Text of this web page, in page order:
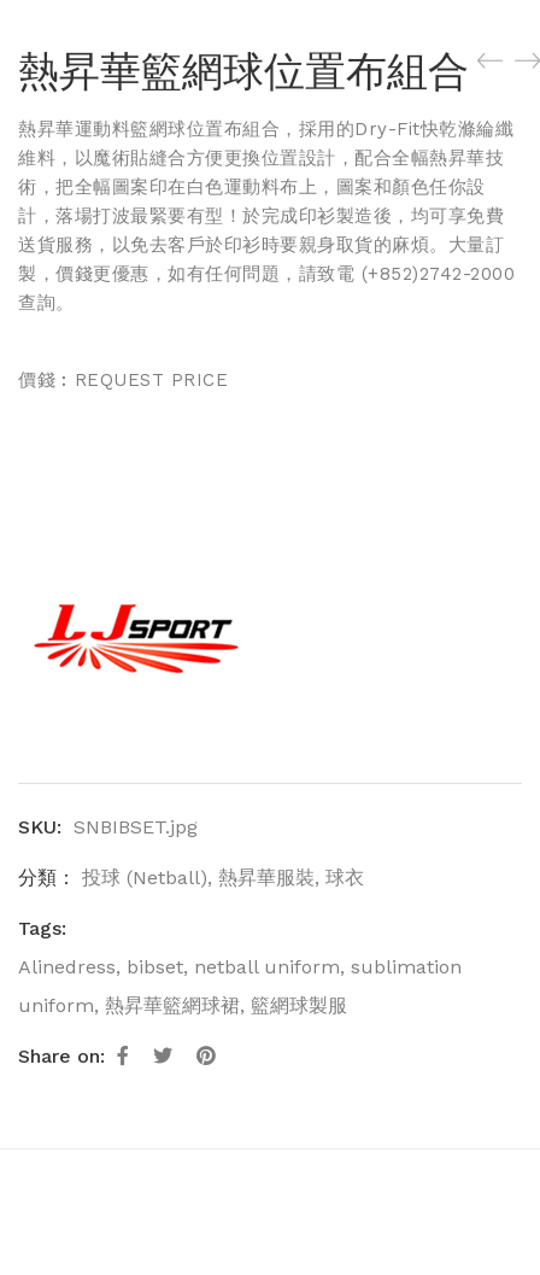
熱昇華籃網球位置布組合
熱昇華運動料籃網球位置布組合，採用的Dry-Fit快乾滌綸纖
維料， 以魔術貼縫合方便更換位置設計 ，配合全幅熱昇華技
術，把全幅圖案印在白色運動料布上，圖案和顏色任你設
計，落場打波最緊要有型！於完成印衫製造後，均可享免費
送貨服務，以免去客戶於印衫時要親身取貨的麻煩。大量訂
製，價錢更優惠，如有任何問題，請致電 (+852)2742-2000
查詢。
價錢︰ REQUEST PRICE
SKU: SNBIBSET.jpg
分類： 投球 (Netball), 熱昇華服裝, 球衣
Tags:
Alinedress, bibset, netball uniform, sublimation
uniform, 熱昇華籃網球裙, 籃網球製服
Share on: